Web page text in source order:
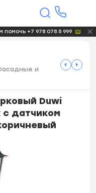
+7 978 078 5 999
и
Duwi
с датчиком